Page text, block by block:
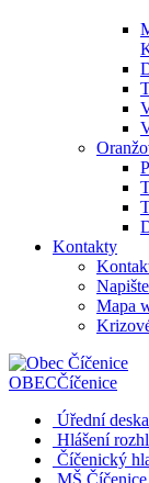
Kontakty
Mapa
OBECČíčenice
Úřední deska
Hlášení
Číčenický
MŠ Číčenice